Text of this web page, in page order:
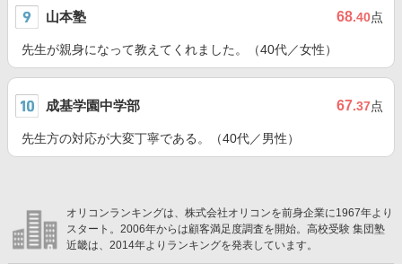
山本塾 68.40点
先生が親身になって教えてくれました。（40代／女性）
成基学園中学部 67.37点
先生方の対応が大変丁寧である。（40代／男性）
オリコンランキングは、株式会社オリコンを前身企業に1967年より
スタート。2006年からは顧客満足度調査を開始。高校受験 集団塾
近畿は、2014年よりランキングを発表しています。